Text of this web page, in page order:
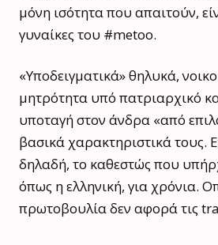
μόνη ισότητα που απαιτούν,
γυναίκες του #metoo.
«Υποδειγματικά» θηλυκά,
μητρότητα υπό πατριαρχικό
υποταγή στον άνδρα «από
βασικά χαρακτηριστικά τους.
δηλαδή, το καθεστώς που
όπως η ελληνική, για χρόνια.
πρωτοβουλία δεν αφορά τις